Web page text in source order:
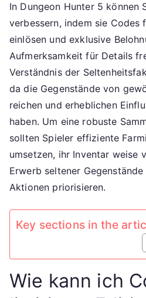
In Dungeon Hunter 5 können
verbessern, indem sie
einlösen und exklusive
Aufmerksamkeit für Details
Verständnis der
da die Gegenstände von
reichen und erheblichen
haben. Um eine robuste
sollten Spieler effiziente
umsetzen, ihr Inventar weise
Erwerb seltener
Aktionen priorisieren.
Key sections in the
Wie kann ich